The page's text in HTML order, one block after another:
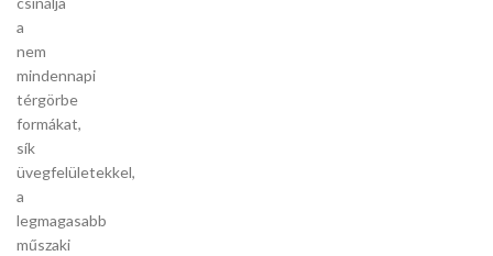
a
nem
mindennapi
térgörbe
formákat,
sík
üvegfelületekkel,
a
legmagasabb
műszaki